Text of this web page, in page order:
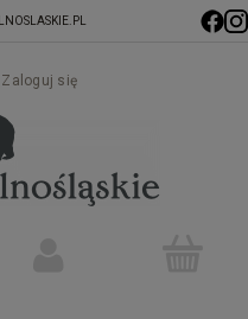
Zaloguj się